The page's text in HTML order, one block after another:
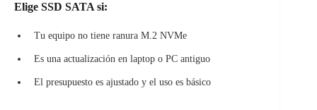
Elige SSD SATA si:
Tu equipo no tiene ranura M.2 NVMe
Es una actualización en laptop o PC antiguo
El presupuesto es ajustado y el uso es básico